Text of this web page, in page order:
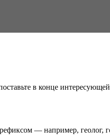
в конце
— например, геолог,